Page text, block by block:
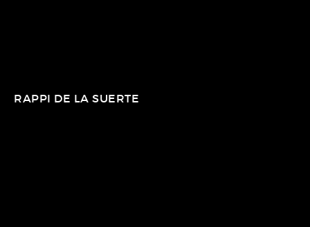
RAPPI DE LA SUERTE